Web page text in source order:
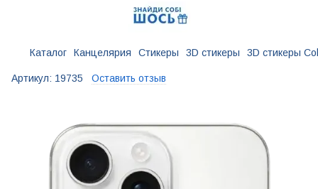
Каталог Канцелярия Стикеры 3D стикеры 3D стикеры
Артикул: 19735 Оставить отзыв